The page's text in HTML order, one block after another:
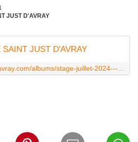
JUST D'AVRAY
JUST D'AVRAY